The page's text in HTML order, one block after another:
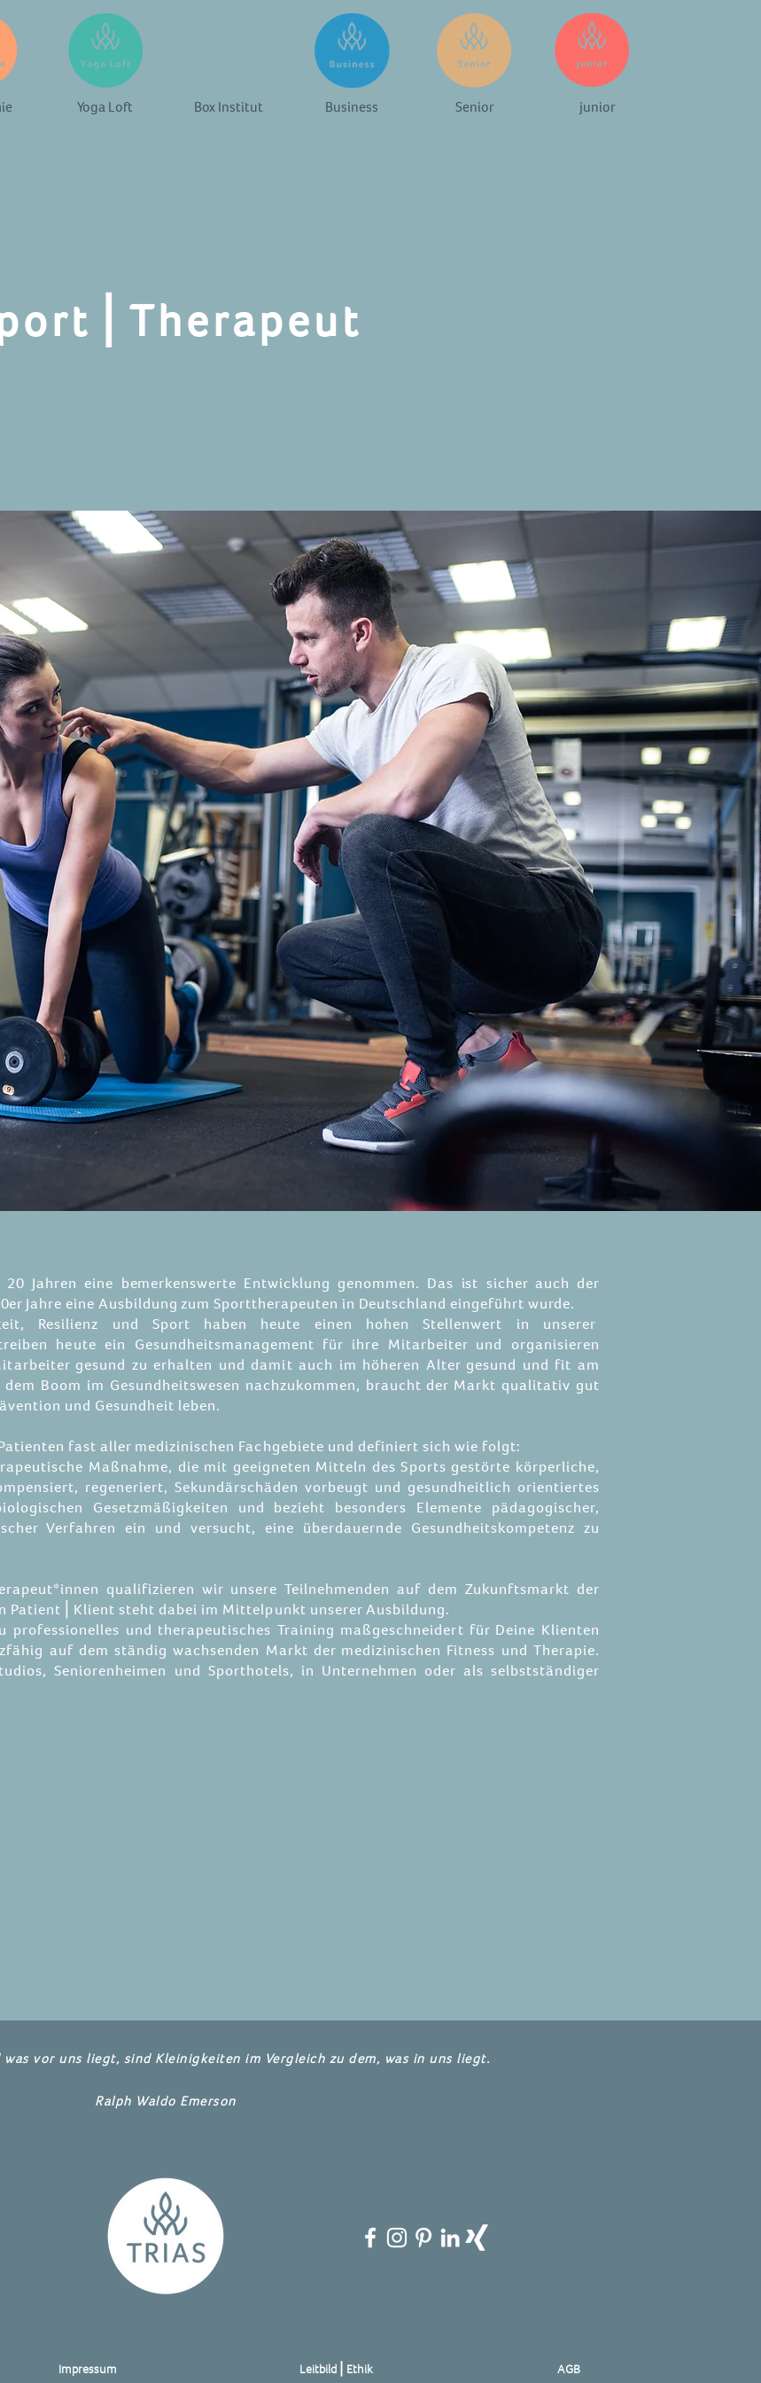
Yoga Loft Box Institut Business Senior junior
Jahren eine bemerkenswerte Entwicklung genommen. Das ist sicher auch der
Jahre eine Ausbildung zum Sporttherapeuten in Deutschland eingeführt wurde.
Resilienz und Sport haben heute einen hohen Stellenwert in unserer
heute ein Gesundheitsmanagement für ihre Mitarbeiter und organisieren
gesund zu erhalten und damit auch im höheren Alter gesund und fit am
Boom im Gesundheitswesen nachzukommen, braucht der Markt qualitativ gut
und Gesundheit leben.
fast aller medizinischen Fachgebiete und definiert sich wie folgt:
Maßnahme, die mit geeigneten Mitteln des Sports gestörte körperliche,
regeneriert, Sekundärschäden vorbeugt und gesundheitlich orientiertes
Gesetzmäßigkeiten und bezieht besonders Elemente pädagogischer,
Verfahren ein und versucht, eine überdauernde Gesundheitskompetenz zu
qualifizieren wir unsere Teilnehmenden auf dem Zukunftsmarkt der
Patient⎪Klient steht dabei im Mittelpunkt unserer Ausbildung.
professionelles und therapeutisches Training maßgeschneidert für Deine Klienten
auf dem ständig wachsenden Markt der medizinischen Fitness und Therapie.
Seniorenheimen und Sporthotels, in Unternehmen oder als selbstständiger
vor uns liegt, sind Kleinigkeiten im Vergleich zu dem, was in uns liegt.
Ralph Waldo Emerson
Impressum Leitbild⎪Ethik AGB